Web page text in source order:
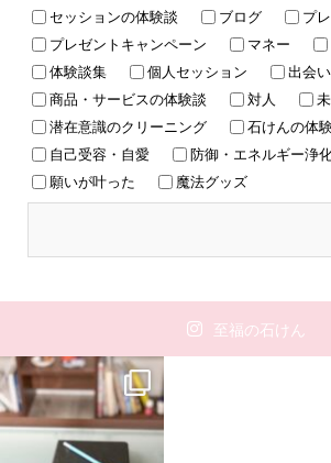
セッションの体験談
ブログ
プ
プレゼントキャンペーン
マネー
体験談集
個人セッション
出会
商品・サービスの体験談
対人
潜在意識のクリーニング
石けんの体
自己受容・自愛
防御・エネルギー浄
願いが叶った
魔法グッズ
至福の石けん